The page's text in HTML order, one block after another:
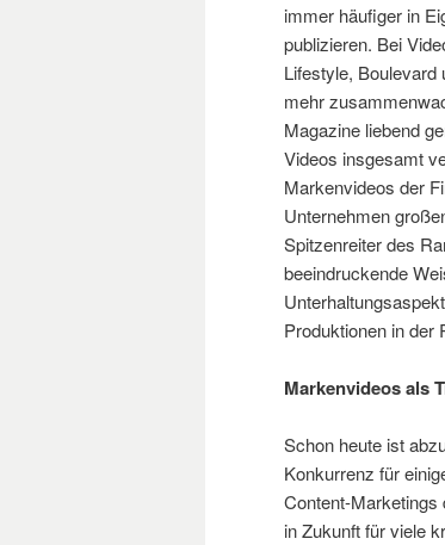
immer häufiger in
publizieren. Bei
Lifestyle,
mehr
Magazine liebend
Videos insgesamt
Markenvideos der
Unternehmen
Spitzenreiter des
beeindruckende
Produktionen in der
Markenvideos als
Schon heute ist
Konkurrenz für
Content-Marketings
in Zukunft für viele